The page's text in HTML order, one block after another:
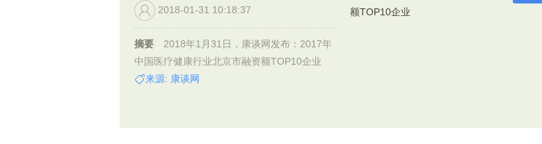
2018-01-31 10:18:37
摘要
2018年1月31日，康谈网发布：2017年
中国医疗健康行业北京市融资额TOP10企业
来源: 康谈网